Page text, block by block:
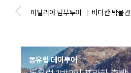
이탈리아 남부투어 바티칸 박물관
동유럽 데이투어